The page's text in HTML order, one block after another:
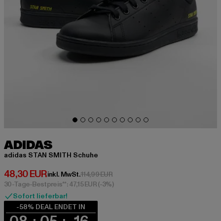
ADIDAS
adidas STAN SMITH Schuhe
48,30 EUR
Derzeitiger Preis: 48,30 EUR
inkl. MwSt.114,99 EURAktionspreis: 114,99 EUR
30-Tage-Bestpreis**: 47,15 EUR(-3%)
Sofort lieferbar!
-58% DEAL ENDET IN